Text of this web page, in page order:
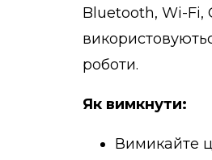
Bluetooth, Wi-Fi,
роботи.
Як вимкнути:
Вимикайте